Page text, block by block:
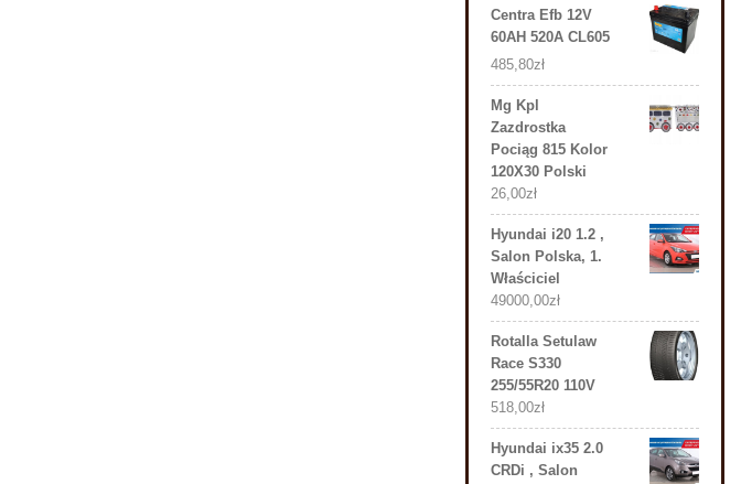
Centra Efb 12V
60AH 520A CL605
485,80zł
Mg Kpl
Zazdrostka
Pociąg 815 Kolor
120X30 Polski
26,00zł
Hyundai i20 1.2 ,
Salon Polska, 1.
Właściciel
49000,00zł
Rotalla Setulaw
Race S330
255/55R20 110V
518,00zł
Hyundai ix35 2.0
CRDi , Salon